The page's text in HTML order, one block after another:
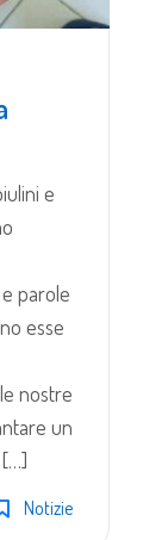
e
parole
esse
nostre
un
[…]
Notizie